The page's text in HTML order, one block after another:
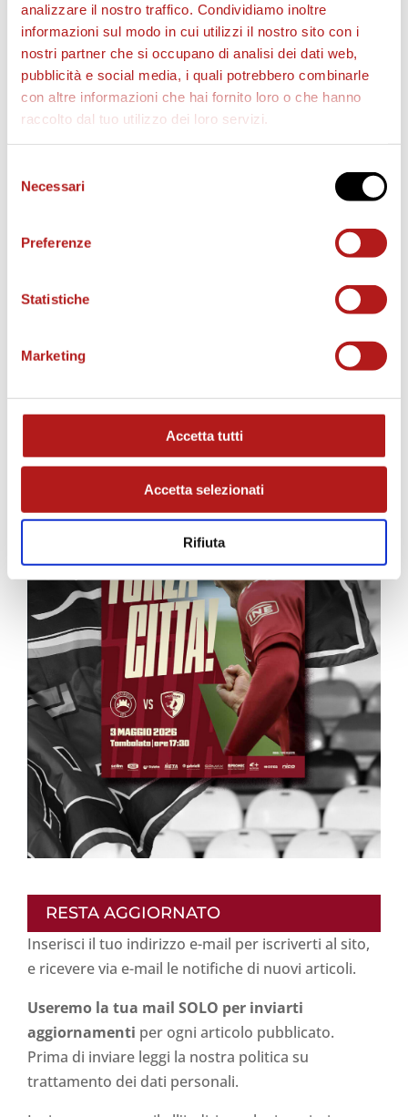
analizzare il nostro traffico. Condividiamo inoltre
informazioni sul modo in cui utilizzi il nostro sito con i
nostri partner che si occupano di analisi dei dati web,
pubblicità e social media, i quali potrebbero combinarle
con altre informazioni che hai fornito loro o che hanno
raccolto dal tuo utilizzo dei loro servizi.
delNecessari
Preferenze
Statistiche
Marketing
Accetta tutti
Accetta selezionati
Rifiuta
AS CITTADELLA STORE
MATCH PROGRAM
RESTA AGGIORNATO
Inserisci il tuo indirizzo e-mail per iscriverti al sito,
e ricevere via e-mail le notifiche di nuovi articoli.
Useremo la tua mail SOLO per inviarti
aggiornamenti per ogni articolo pubblicato.
Prima di inviare leggi la nostra politica su
trattamento dei dati personali.